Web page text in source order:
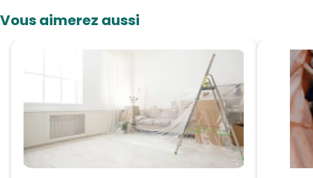
Vous aimerez aussi